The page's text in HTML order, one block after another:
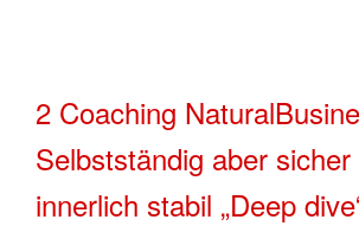
2 Coaching
Selbstständig aber sicher
innerlich stabil „Deep